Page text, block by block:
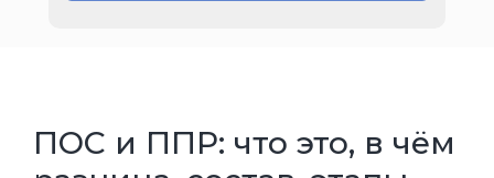
ПОС и ППР: что это, в чём